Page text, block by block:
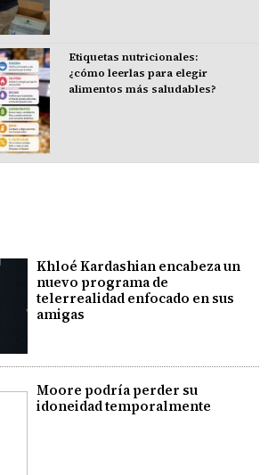
Etiquetas nutricionales:
¿cómo leerlas para elegir
alimentos más saludables?
Khloé Kardashian encabeza un
nuevo programa de
telerrealidad enfocado en sus
amigas
Moore podría perder su
idoneidad temporalmente